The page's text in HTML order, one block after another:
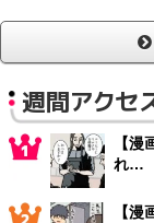
週間アクセ
【
れ…
【